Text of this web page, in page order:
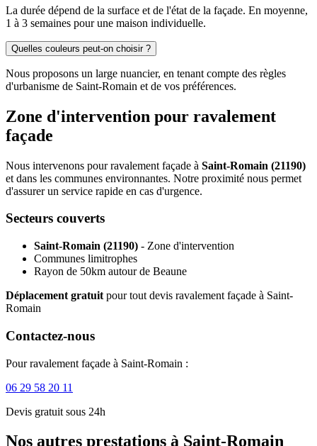
La durée dépend de la surface et de l'état de la façade. En moyenne,
1 à 3 semaines pour une maison individuelle.
Quelles couleurs peut-on choisir ?
Nous proposons un large nuancier, en tenant compte des règles
d'urbanisme de Saint-Romain et de vos préférences.
Zone d'intervention pour ravalement
façade
Nous intervenons pour ravalement façade à Saint-Romain (21190)
et dans les communes environnantes. Notre proximité nous permet
d'assurer un service rapide en cas d'urgence.
Secteurs couverts
Saint-Romain (21190) - Zone d'intervention
Communes limitrophes
Rayon de 50km autour de Beaune
Déplacement gratuit pour tout devis ravalement façade à Saint-
Romain
Contactez-nous
Pour ravalement façade à Saint-Romain :
06 29 58 20 11
Devis gratuit sous 24h
Nos autres prestations à Saint-Romain